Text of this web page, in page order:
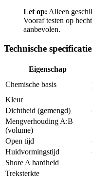
Let op: Alleen
Vooraf testen op
aanbevolen.
Technische
Eigenschap
Chemische basis
Kleur
Dichtheid (gemengd)
Mengverhouding A:B
(volume)
Open tijd
Huidvormingstijd
Shore A hardheid
Treksterkte